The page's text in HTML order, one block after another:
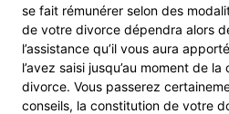
se fait rémunérer selon des
de votre divorce dépendra alors
l’assistance qu’il vous aura
l’avez saisi jusqu’au moment de
divorce. Vous passerez
conseils, la constitution de votre